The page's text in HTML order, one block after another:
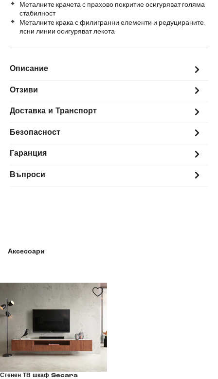
Металните крачета с прахово покритие осигуряват голяма
стабилност
Металните крака с филигранни елементи и редуцираните,
ясни линии осигуряват лекота
Описание
Отзиви
Доставка и Транспорт
Безопасност
Гаранция
Въпроси
Аксесоари
Стенен ТВ шкаф Secara